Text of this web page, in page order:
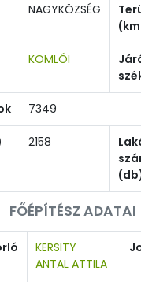
NAGYKÖZSÉG
(km
KOMLÓI
7349
2158
FŐÉPÍTÉSZ ADATAI
KERSITY
ANTAL ATTILA